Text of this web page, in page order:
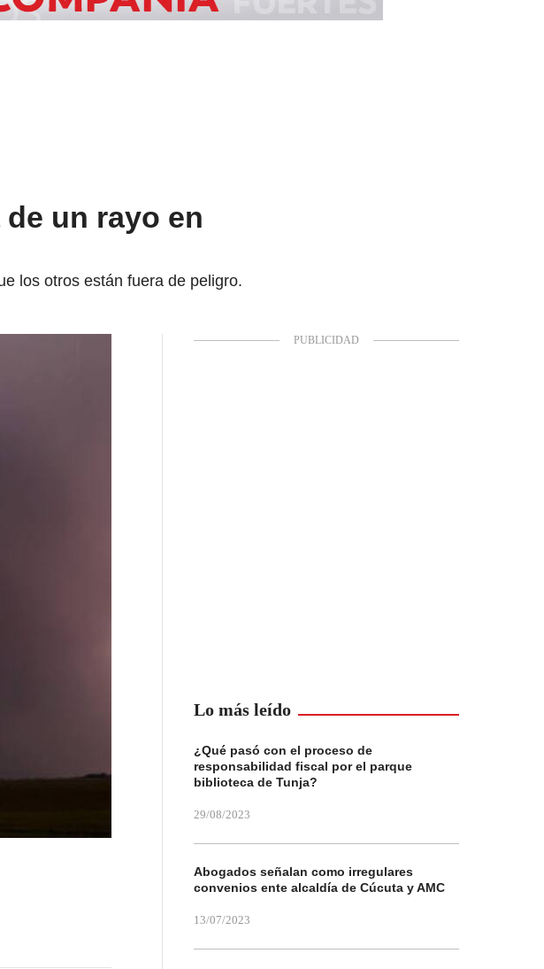
un rayo en
los otros están fuera de peligro.
Lo más leído
¿Qué pasó con el proceso de
responsabilidad fiscal por el parque
biblioteca de Tunja?
29/08/2023
Abogados señalan como irregulares
convenios ente alcaldía de Cúcuta y AMC
13/07/2023